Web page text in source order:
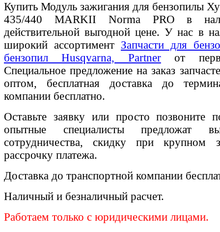
Купить Модуль зажигания для бензопилы
435/440 MARKII Norma PRO в
действительной выгодной цене. У нас в
широкий ассортимент Запчасти для
бензопил Husqvarna, Partnerот
Специальное предложение на заказ
оптом, бесплатная доставка до
компании бесплатно.
Оставьте заявку или просто позвоните
опытные специалисты предложат
сотрудничества, скидку при крупном
рассрочку платежа.
Доставка до транспортной компании
Наличный и безналичный расчет.
Работаем только с юридическими лицами.